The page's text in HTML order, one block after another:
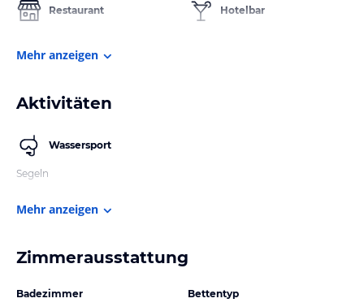
Restaurant Hotelbar
Mehr anzeigen
Aktivitäten
Wassersport
Segeln
Mehr anzeigen
Zimmerausstattung
Badezimmer
Bettentyp